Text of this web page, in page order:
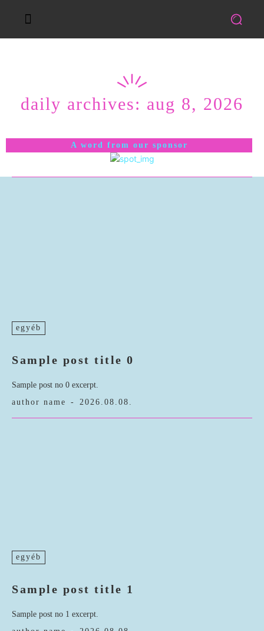
daily archives: aug 8, 2026
A word from our sponsor
egyéb
Sample post title 0
Sample post no 0 excerpt.
author name
- 2026.08.08.
egyéb
Sample post title 1
Sample post no 1 excerpt.